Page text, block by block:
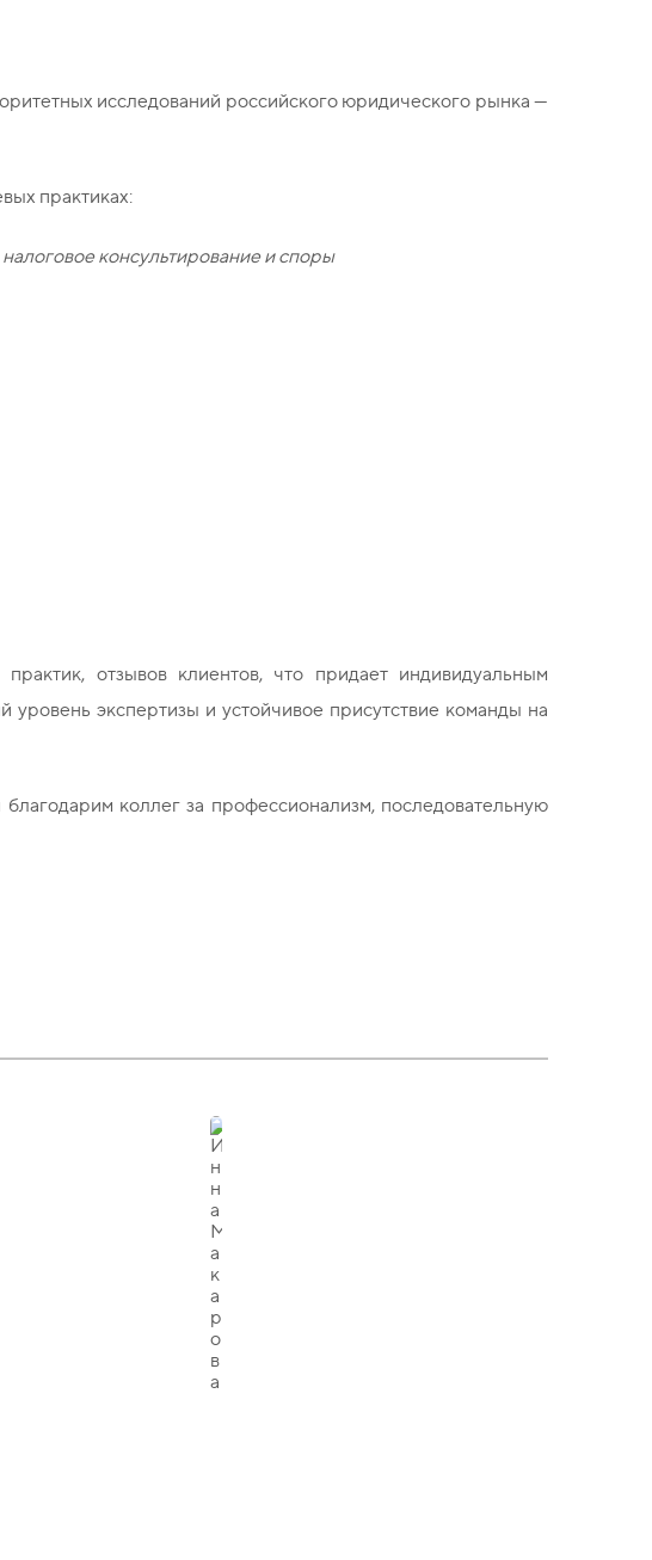
исследований российского юридического рынка —
практиках:
консультирование и споры
отзывов клиентов, что придает индивидуальным
экспертизы и устойчивое присутствие команды на
коллег за профессионализм, последовательную